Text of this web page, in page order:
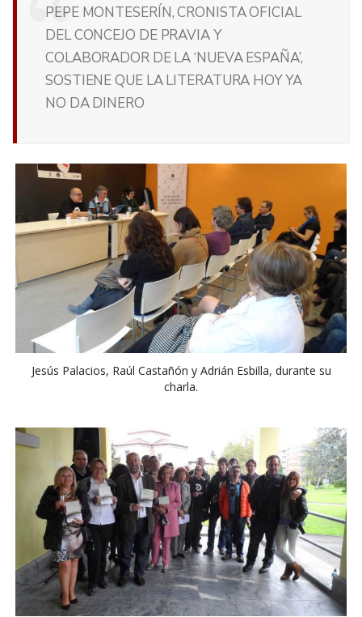
PEPE MONTESERÍN, CRONISTA OFICIAL
DEL CONCEJO DE PRAVIA Y
COLABORADOR DE LA ‘NUEVA ESPAÑA’,
SOSTIENE QUE LA LITERATURA HOY YA
NO DA DINERO
Jesús Palacios, Raúl Castañón y Adrián Esbilla, durante su
charla.